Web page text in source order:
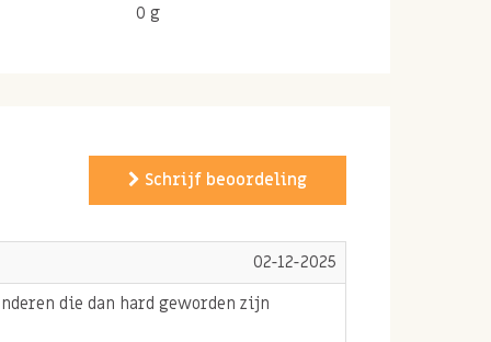
0 g
Schrijf beoordeling
02-12-2025
die dan hard geworden zijn